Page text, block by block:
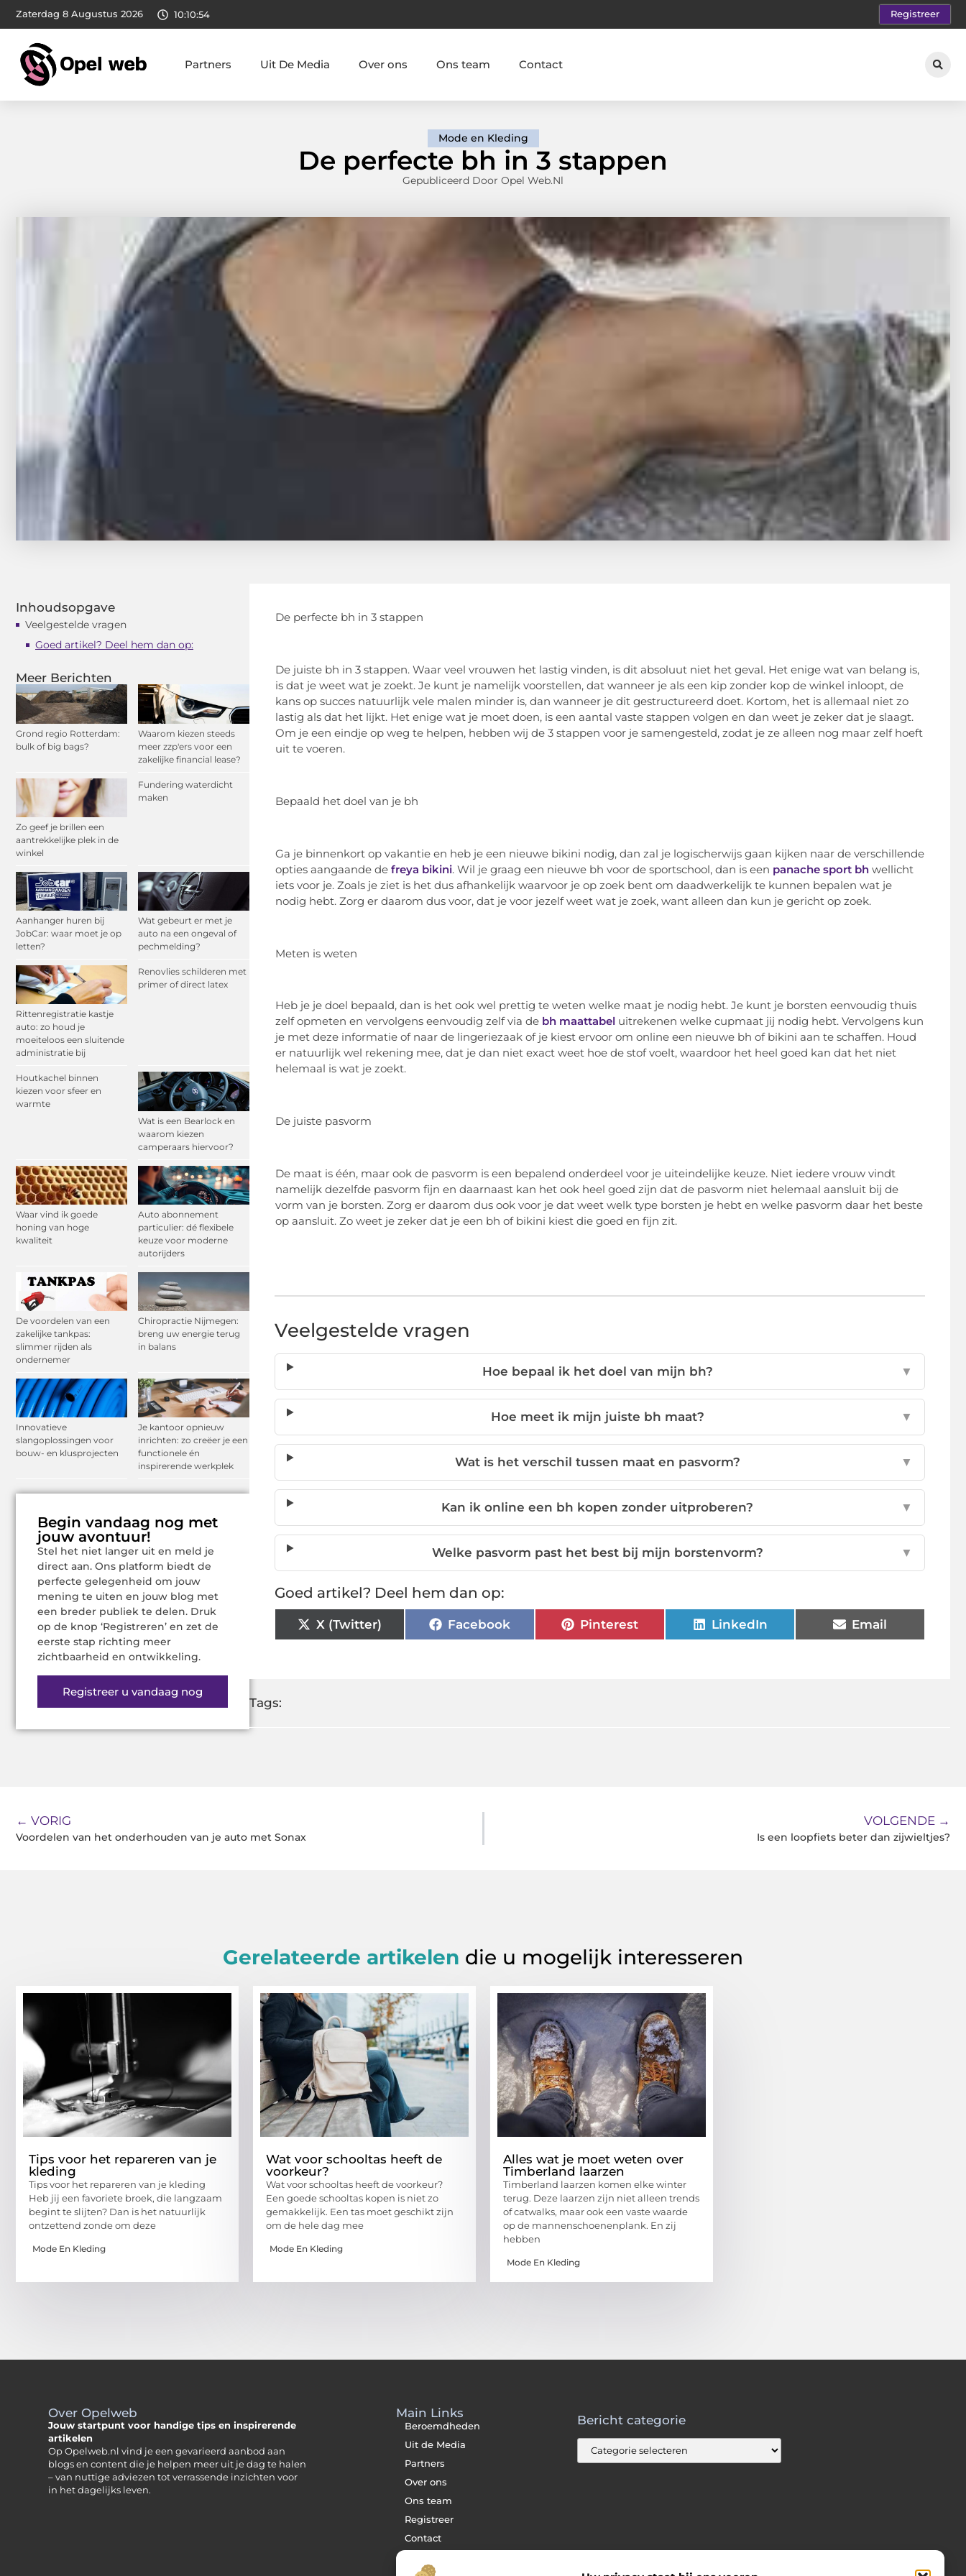
Zaterdag 8 Augustus 2026 10:10:55 Registreer
Partners Uit De Media Over ons Ons team Contact
Mode en Kleding
De perfecte bh in 3 stappen
Gepubliceerd Door Opel Web.nl
Inhoudsopgave
Veelgestelde vragen
Goed artikel? Deel hem dan op:
Meer Berichten
Grond regio Rotterdam:
bulk of big bags?
Waarom kiezen steeds
meer zzp'ers voor een
zakelijke financial lease?
Zo geef je brillen een
aantrekkelijke plek in de
winkel
Fundering waterdicht
maken
Aanhanger huren bij
JobCar: waar moet je op
letten?
Wat gebeurt er met je
auto na een ongeval of
pechmelding?
Rittenregistratie kastje
auto: zo houd je
moeiteloos een sluitende
administratie bij
Renovlies schilderen met
primer of direct latex
Houtkachel binnen
kiezen voor sfeer en
warmte
Wat is een Bearlock en
waarom kiezen
camperaars hiervoor?
Waar vind ik goede
honing van hoge
kwaliteit
Auto abonnement
particulier: dé flexibele
keuze voor moderne
autorijders
De voordelen van een
zakelijke tankpas:
slimmer rijden als
ondernemer
Chiropractie Nijmegen:
breng uw energie terug
in balans
Innovatieve
slangoplossingen voor
bouw- en klusprojecten
Je kantoor opnieuw
inrichten: zo creëer je een
functionele én
inspirerende werkplek
Begin vandaag nog met
jouw avontuur!
Stel het niet langer uit en meld je
direct aan. Ons platform biedt de
perfecte gelegenheid om jouw
mening te uiten en jouw blog met
een breder publiek te delen. Druk
op de knop ‘Registreren’ en zet de
eerste stap richting meer
zichtbaarheid en ontwikkeling.
Registreer u vandaag nog
De perfecte bh in 3 stappen
De juiste bh in 3 stappen. Waar veel vrouwen het lastig vinden, is dit absoluut niet het geval. Het enige wat van belang is,
is dat je weet wat je zoekt. Je kunt je namelijk voorstellen, dat wanneer je als een kip zonder kop de winkel inloopt, de
kans op succes natuurlijk vele malen minder is, dan wanneer je dit gestructureerd doet. Kortom, het is allemaal niet zo
lastig als dat het lijkt. Het enige wat je moet doen, is een aantal vaste stappen volgen en dan weet je zeker dat je slaagt.
Om je een eindje op weg te helpen, hebben wij de 3 stappen voor je samengesteld, zodat je ze alleen nog maar zelf hoeft
uit te voeren.
Bepaald het doel van je bh
Ga je binnenkort op vakantie en heb je een nieuwe bikini nodig, dan zal je logischerwijs gaan kijken naar de verschillende
opties aangaande de freya bikini. Wil je graag een nieuwe bh voor de sportschool, dan is een panache sport bh wellicht
iets voor je. Zoals je ziet is het dus afhankelijk waarvoor je op zoek bent om daadwerkelijk te kunnen bepalen wat je
nodig hebt. Zorg er daarom dus voor, dat je voor jezelf weet wat je zoek, want alleen dan kun je gericht op zoek.
Meten is weten
Heb je je doel bepaald, dan is het ook wel prettig te weten welke maat je nodig hebt. Je kunt je borsten eenvoudig thuis
zelf opmeten en vervolgens eenvoudig zelf via de bh maattabel uitrekenen welke cupmaat jij nodig hebt. Vervolgens kun
je met deze informatie of naar de lingeriezaak of je kiest ervoor om online een nieuwe bh of bikini aan te schaffen. Houd
er natuurlijk wel rekening mee, dat je dan niet exact weet hoe de stof voelt, waardoor het heel goed kan dat het niet
helemaal is wat je zoekt.
De juiste pasvorm
De maat is één, maar ook de pasvorm is een bepalend onderdeel voor je uiteindelijke keuze. Niet iedere vrouw vindt
namelijk dezelfde pasvorm fijn en daarnaast kan het ook heel goed zijn dat de pasvorm niet helemaal aansluit bij de
vorm van je borsten. Zorg er daarom dus ook voor je dat weet welk type borsten je hebt en welke pasvorm daar het beste
op aansluit. Zo weet je zeker dat je een bh of bikini kiest die goed en fijn zit.
Veelgestelde vragen
Hoe bepaal ik het doel van mijn bh? ▼
Hoe meet ik mijn juiste bh maat? ▼
Wat is het verschil tussen maat en pasvorm? ▼
Kan ik online een bh kopen zonder uitproberen? ▼
Welke pasvorm past het best bij mijn borstenvorm? ▼
Goed artikel? Deel hem dan op:
X (Twitter) Facebook Pinterest LinkedIn Email
Tags:
← VORIG
Voordelen van het onderhouden van je auto met Sonax
VOLGENDE →
Is een loopfiets beter dan zijwieltjes?
Gerelateerde artikelen die u mogelijk interesseren
Tips voor het repareren van je
kleding
Tips voor het repareren van je kleding
Heb jij een favoriete broek, die langzaam
begint te slijten? Dan is het natuurlijk
ontzettend zonde om deze
Mode En Kleding
Wat voor schooltas heeft de
voorkeur?
Wat voor schooltas heeft de voorkeur?
Een goede schooltas kopen is niet zo
gemakkelijk. Een tas moet geschikt zijn
om de hele dag mee
Mode En Kleding
Alles wat je moet weten over
Timberland laarzen
Timberland laarzen komen elke winter
terug. Deze laarzen zijn niet alleen trends
of catwalks, maar ook een vaste waarde
op de mannenschoenenplank. En zij
hebben
Mode En Kleding
Over Opelweb
Jouw startpunt voor handige tips en inspirerende
artikelen
Op Opelweb.nl vind je een gevarieerd aanbod aan
blogs en content die je helpen meer uit je dag te halen
– van nuttige adviezen tot verrassende inzichten voor
in het dagelijks leven.
Main Links
Beroemdheden
Uit de Media
Partners
Over ons
Ons team
Registreer
Contact
Bericht categorie